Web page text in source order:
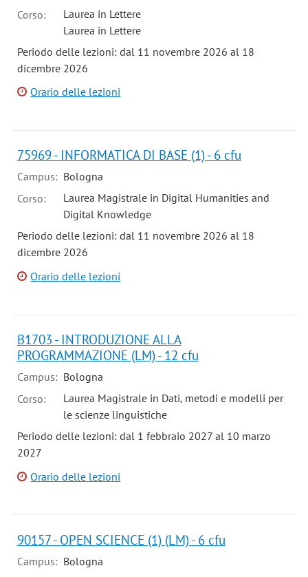
Corso:
Laurea in Lettere
Laurea in Lettere
Periodo delle lezioni: dal 11 novembre 2026 al 18
dicembre 2026
Orario delle lezioni
75969 - INFORMATICA DI BASE (1) - 6 cfu
Campus: Bologna
Corso:
Laurea Magistrale in Digital Humanities and
Digital Knowledge
Periodo delle lezioni: dal 11 novembre 2026 al 18
dicembre 2026
Orario delle lezioni
B1703 - INTRODUZIONE ALLA
PROGRAMMAZIONE (LM) - 12 cfu
Campus: Bologna
Corso:
Laurea Magistrale in Dati, metodi e modelli per
le scienze linguistiche
Periodo delle lezioni: dal 1 febbraio 2027 al 10 marzo
2027
Orario delle lezioni
90157 - OPEN SCIENCE (1) (LM) - 6 cfu
Campus: Bologna